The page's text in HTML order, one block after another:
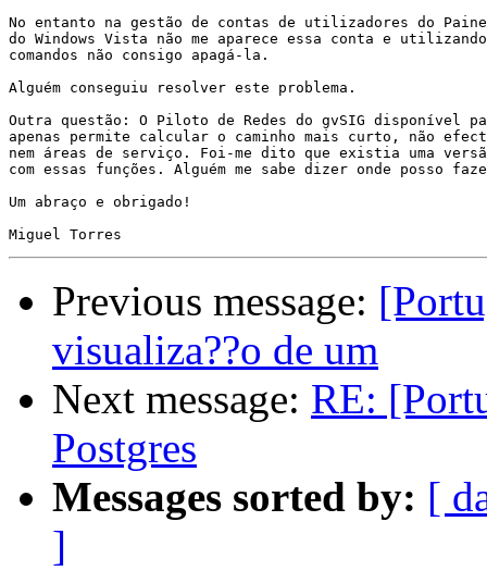
No entanto na gestão de contas de utilizadores do
do Windows Vista não me aparece essa conta e
comandos não consigo apagá-la.
Alguém conseguiu resolver este problema.
Outra questão: O Piloto de Redes do gvSIG disponível
apenas permite calcular o caminho mais curto, não
nem áreas de serviço. Foi-me dito que existia uma
com essas funções. Alguém me sabe dizer onde posso
Um abraço e obrigado!
Previous message:
visualiza??o de um
Next message: RE:
Postgres
Messages sorted by: [
]